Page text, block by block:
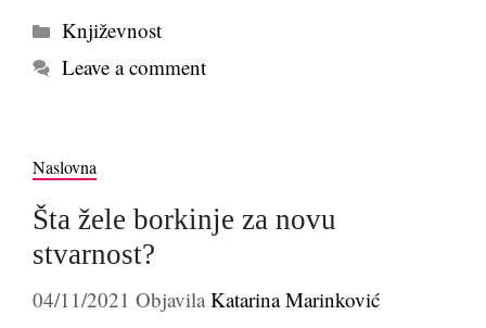
Kategorije
Književnost
Leave a comment
Naslovna
Šta žele borkinje za novu
stvarnost?
04/11/2021 Objavila Katarina Marinković